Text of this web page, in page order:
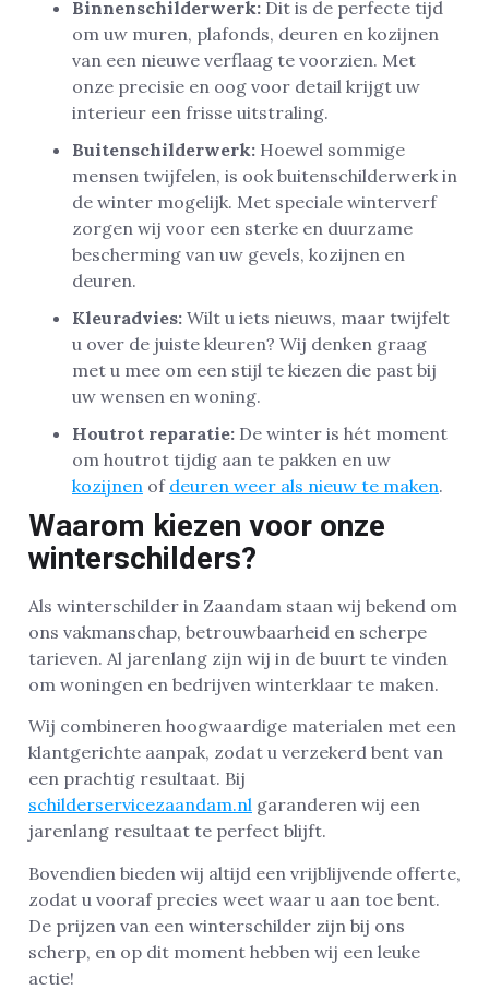
Binnenschilderwerk: Dit is de perfecte tijd
om uw muren, plafonds, deuren en kozijnen
van een nieuwe verflaag te voorzien. Met
onze precisie en oog voor detail krijgt uw
interieur een frisse uitstraling.
Buitenschilderwerk: Hoewel sommige
mensen twijfelen, is ook buitenschilderwerk in
de winter mogelijk. Met speciale winterverf
zorgen wij voor een sterke en duurzame
bescherming van uw gevels, kozijnen en
deuren.
Kleuradvies: Wilt u iets nieuws, maar twijfelt
u over de juiste kleuren? Wij denken graag
met u mee om een stijl te kiezen die past bij
uw wensen en woning.
Houtrot reparatie: De winter is hét moment
om houtrot tijdig aan te pakken en uw
kozijnen of deuren weer als nieuw te maken.
Waarom kiezen voor onze
winterschilders?
Als winterschilder in Zaandam staan wij bekend om
ons vakmanschap, betrouwbaarheid en scherpe
tarieven. Al jarenlang zijn wij in de buurt te vinden
om woningen en bedrijven winterklaar te maken.
Wij combineren hoogwaardige materialen met een
klantgerichte aanpak, zodat u verzekerd bent van
een prachtig resultaat. Bij
schilderservicezaandam.nl garanderen wij een
jarenlang resultaat te perfect blijft.
Bovendien bieden wij altijd een vrijblijvende offerte,
zodat u vooraf precies weet waar u aan toe bent.
De prijzen van een winterschilder zijn bij ons
scherp, en op dit moment hebben wij een leuke
actie!